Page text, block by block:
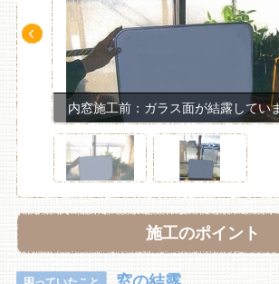
内窓施工前：ガラス面が結露してい
施工のポイント